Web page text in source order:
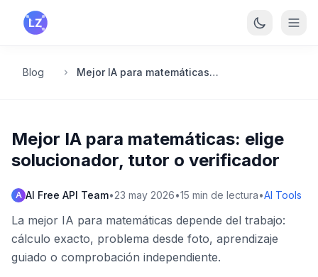
Saltar al contenido principal
Blog Mejor IA para matemáticas: elige solucionador, tutor o verificador
Mejor IA para matemáticas: elige
solucionador, tutor o verificador
A AI Free API Team•23 may 2026•15 min de lectura•AI Tools
La mejor IA para matemáticas depende del trabajo:
cálculo exacto, problema desde foto, aprendizaje
guiado o comprobación independiente.